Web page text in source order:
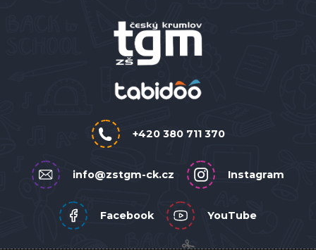
+420 380 711 370
info@zstgm-ck.cz Instagram
Facebook YouTube